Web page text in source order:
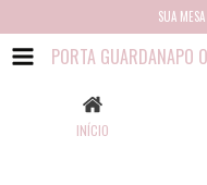
SUA
PORTA GUARDANAPO
INÍCIO